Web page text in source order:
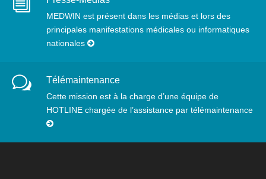
MEDWIN est présent dans les médias et lors des
principales manifestations médicales ou informatiques
nationales
Télémaintenance
Cette mission est à la charge d’une équipe de
HOTLINE chargée de l’assistance par télémaintenance